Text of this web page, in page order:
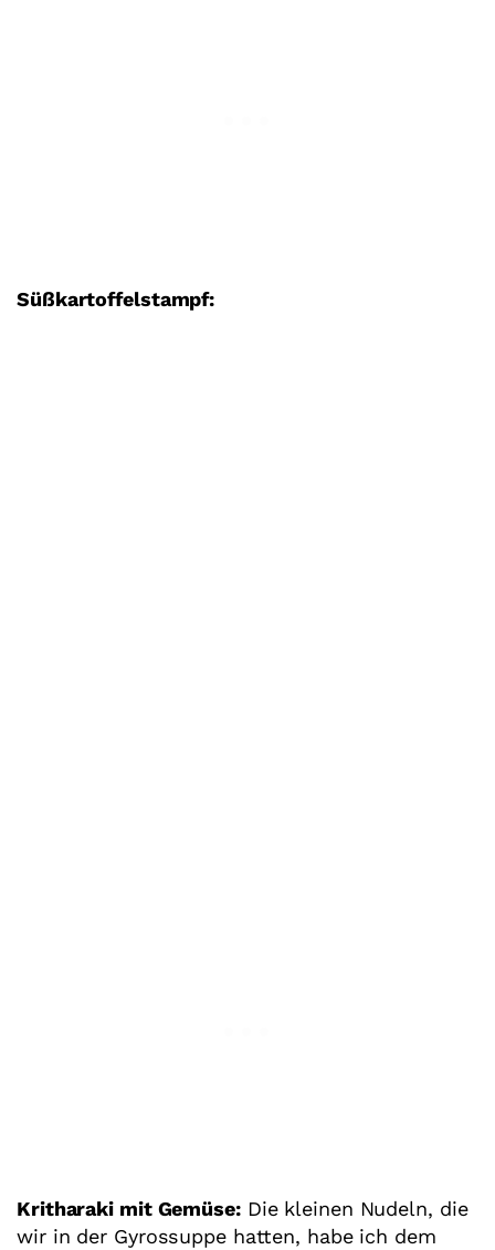
Süßkartoffelstampf:
Kritharaki mit Gemüse:Die kleinen Nudeln, die
wir in der Gyrossuppe hatten, habe ich dem